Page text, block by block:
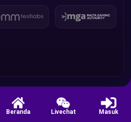
Beranda Livechat Masuk